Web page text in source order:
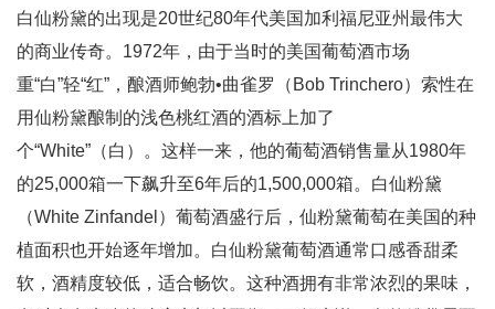
白仙粉黛的出现是20世纪80年代美国加利福尼亚州最伟大
的商业传奇。1972年，由于当时的美国葡萄酒市场
重“白”轻“红”，酿酒师鲍勃•曲雀罗（Bob Trinchero）索性在
用仙粉黛酿制的浅色桃红酒的酒标上加了
个“White”（白）。这样一来，他的葡萄酒销售量从1980年
的25,000箱一下飙升至6年后的1,500,000箱。白仙粉黛
（White Zinfandel）葡萄酒盛行后，仙粉黛葡萄在美国的种
植面积也开始逐年增加。白仙粉黛葡萄酒通常口感香甜柔
软，酒精度较低，适合畅饮。这种酒拥有非常浓烈的果味，